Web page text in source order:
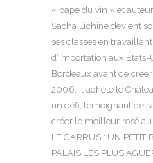
« pape du vin » et
Sacha Lichine devient
ses classes en
d’importation aux
Bordeaux avant de
2006, il achète le
un défi, témoignant de
créer le meilleur rosé
LE GARRUS : UN PETIT
PALAIS LES PLUS